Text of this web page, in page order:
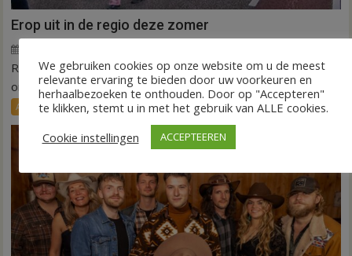
Erop uit in de regio deze zomer
Erop
uit
in
REGIO – De zomer staat weer bol van de activiteiten. In
onze regio worden verschillende feesten,...
Agenda FRONTPAGE Nieuws
We gebruiken cookies op onze website om u de meest
relevante ervaring te bieden door uw voorkeuren en
herhaalbezoeken te onthouden. Door op "Accepteren"
te klikken, stemt u in met het gebruik van ALLE cookies.
Cookie instellingen
ACCEPTEEREN